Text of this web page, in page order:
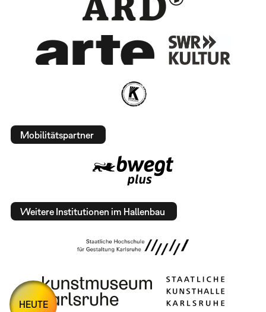
Mobilitätspartner
Weitere Institutionen im Hallenbau
HEUTE